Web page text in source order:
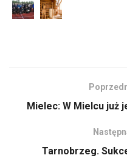
Mielec: W Mielcu już
Tarnobrzeg.